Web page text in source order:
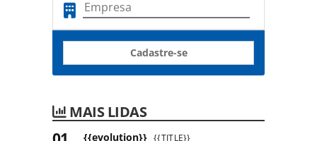
Cadastre-se
MAIS LIDAS
{{evolution}} {{TITLE}}